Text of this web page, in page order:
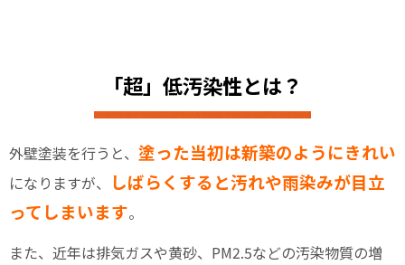
「超」低汚染性とは？
外壁塗装を行うと、 塗った当初は新築のようにきれい
になりますが、
しばらくすると汚れや雨染みが目立
ってしまいます。
また、近年は排気ガスや黄砂、PM2.5などの汚染物質の増